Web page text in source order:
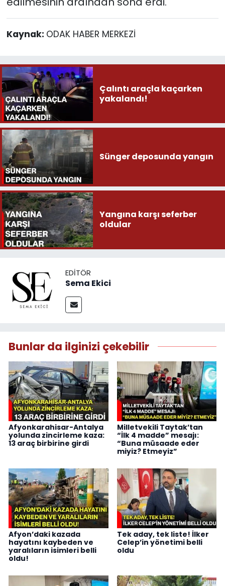
Kaynak: ODAK HABER MERKEZİ
Çalıntı araçla kaçarken
yakalandı!
Sünger deposunda yangın
Yangına karşı seferber
oldular
EDITÖR
Sema Ekici
Bunlar da ilginizi çekebilir
Afyonkarahisar-Antalya
yolunda zincirleme kaza:
13 araç birbirine girdi
Milletvekili Taytak’tan
“İlk 4 madde” mesajı:
“Buna müsaade eder
miyiz? Etmeyiz”
Afyon’daki kazada
hayatını kaybeden ve
yaralıların isimleri belli
oldu!
Tek aday, tek liste! İlker
Celep’in yönetimi belli
oldu